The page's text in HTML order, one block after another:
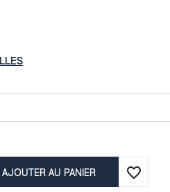
AJOUTER AU PANIER favorite_border